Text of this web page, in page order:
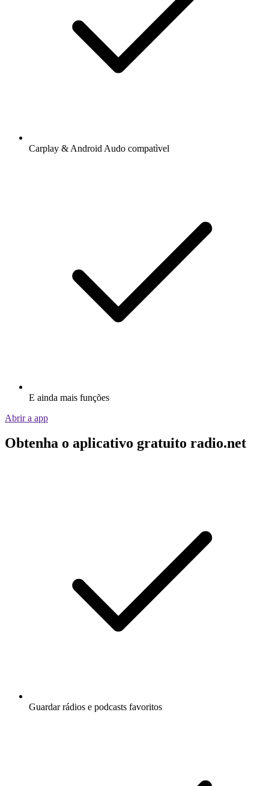
Carplay & Android Audo compatìvel
E ainda mais funções
Abrir a app
Obtenha o aplicativo gratuito radio.net
Guardar rádios e podcasts favoritos